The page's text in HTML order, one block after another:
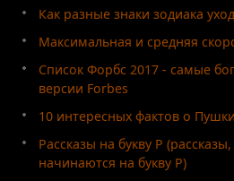
Как разные знаки зодиака
Максимальная и средняя
Список Форбс 2017 - самые
версии Forbes
10 интересных фактов о
Рассказы на букву Р
начинаются на букву Р)